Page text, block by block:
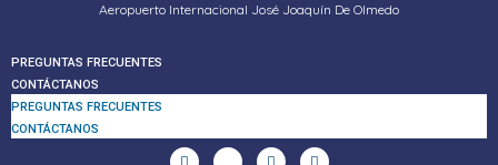
Aeropuerto Internacional José Joaquín De Olmedo
PREGUNTAS FRECUENTES
CONTÁCTANOS
PREGUNTAS FRECUENTES
CONTÁCTANOS